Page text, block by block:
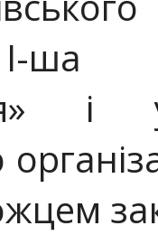
ша
і